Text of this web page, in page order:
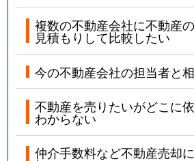
複数の不動産会社に不動産
見積もりして比較したい
今の不動産会社の担当者と
不動産を売りたいがどこに
わからない
仲介手数料など不動産売却